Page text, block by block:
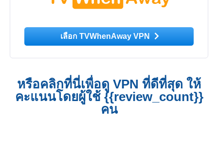
เลือก TVWhenAway VPN
หรือคลิกที่นี่เพื่อดู VPN ที่ดีที่สุด ให้
คะแนนโดยผู้ใช้ {{review_count}}
คน